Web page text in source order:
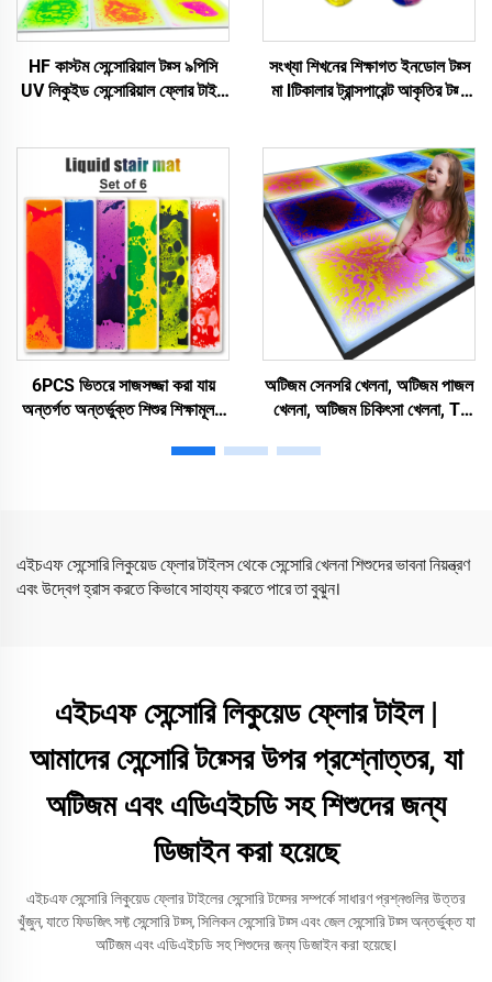
HF কাস্টম সেন্সোরিয়াল টয়্স ৯পিসি
UV লিকুইড সেন্সোরিয়াল ফ্লোর টাইল
ফিডজিটস
সংখ্যা শিখনের শিক্ষাগত ইনডোল টয়্স
মা lটিকালার ট্রান্সপারেন্ট আকৃতির টয়্স
6PCS ভিতরে সাজসজ্জা করা যায়
অন্তর্গত অন্তর্ভুক্ত শিশুর শিক্ষামূলক
খেলনা অটিজম শিশুদের জন্য
অটিজম সেনসরি খেলনা, অটিজম পাজল
খেলনা, অটিজম চিকিৎসা খেলনা, T-
লিকুইড ফ্লোর টাইল
এইচএফ সেন্সোরি লিকুয়েড ফ্লোর টাইলস থেকে সেন্সোরি খেলনা শিশুদের ভাবনা নিয়ন্ত্রণ
এবং উদ্বেগ হ্রাস করতে কিভাবে সাহায্য করতে পারে তা বুঝুন।
এইচএফ সেন্সোরি লিকুয়েড ফ্লোর টাইল |
আমাদের সেন্সোরি টয়্সের উপর প্রশ্নোত্তর, যা
অটিজম এবং এডিএইচডি সহ শিশুদের জন্য
ডিজাইন করা হয়েছে
এইচএফ সেন্সোরি লিকুয়েড ফ্লোর টাইলের সেন্সোরি টয়্সের সম্পর্কে সাধারণ প্রশ্নগুলির উত্তর
খুঁজুন, যাতে ফিডজিৎ সফ্ট সেন্সোরি টয়্স, সিলিকন সেন্সোরি টয়্স এবং জেল সেন্সোরি টয়্স অন্তর্ভুক্ত যা
অটিজম এবং এডিএইচডি সহ শিশুদের জন্য ডিজাইন করা হয়েছে।